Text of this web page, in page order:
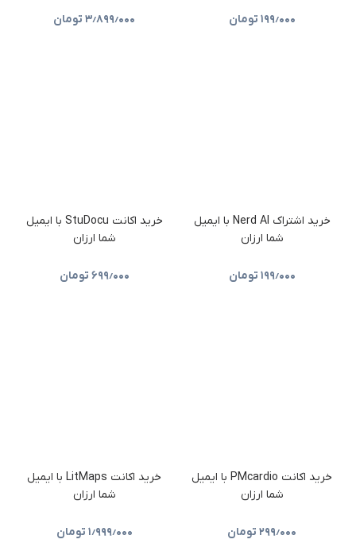
۱۹۹٫۰۰۰ تومان ۳٫۸۹۹٫۰۰۰ تومان
خرید اشتراک Nerd AI با ایمیل
شما ارزان
۱۹۹٫۰۰۰ تومان
خرید اکانت StuDocu با ایمیل
شما ارزان
۶۹۹٫۰۰۰ تومان
خرید اکانت PMcardio با ایمیل
شما ارزان
۲۹۹٫۰۰۰ تومان
خرید اکانت LitMaps با ایمیل
شما ارزان
۱٫۹۹۹٫۰۰۰ تومان